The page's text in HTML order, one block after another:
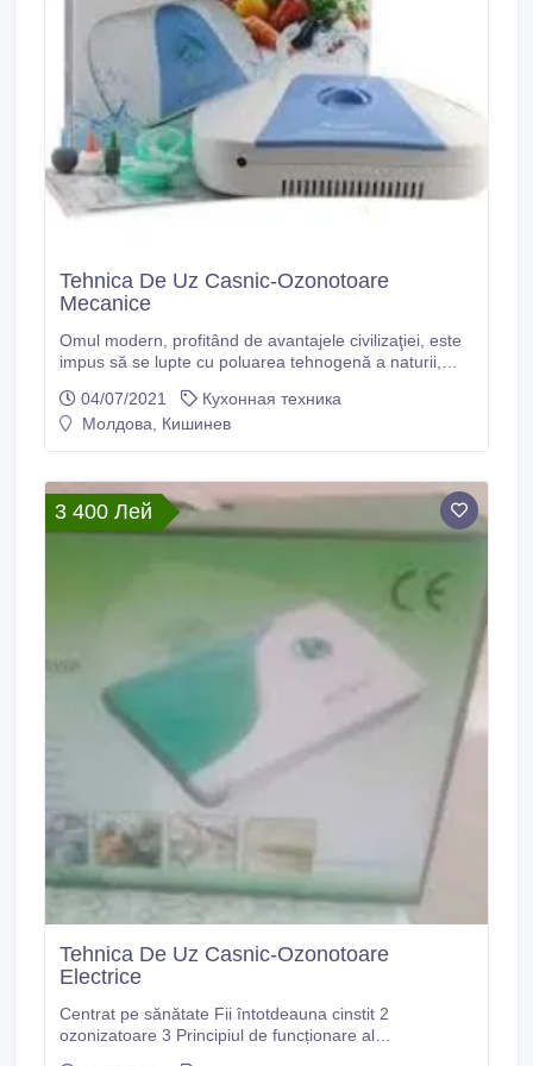
Tehnica De Uz Casnic-Ozonotoare
Mecanice
Omul modern, profitând de avantajele civilizaţiei, este
impus să se lupte cu poluarea tehnogenă a naturii,
de viaţă activă şi fericită. În luptă cu consecinţele
„avantajelor civilizaţiei” savanţii moderni au găsit două
04/07/2021
Кухонная техника
Молдова, Кишинев
3 400 Лей
Tehnica De Uz Casnic-Ozonotoare
Electrice
Centrat pe sănătate Fii întotdeauna cinstit 2
ozonizatoare 3 Principiul de funcționare al